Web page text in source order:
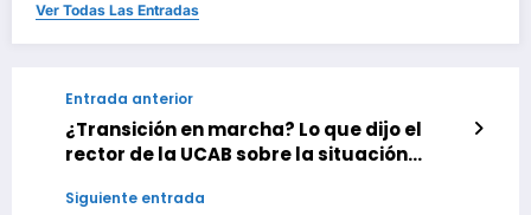
Ver Todas Las Entradas
Entrada anterior
¿Transición en marcha? Lo que dijo el
rector de la UCAB sobre la situación
Siguiente entrada